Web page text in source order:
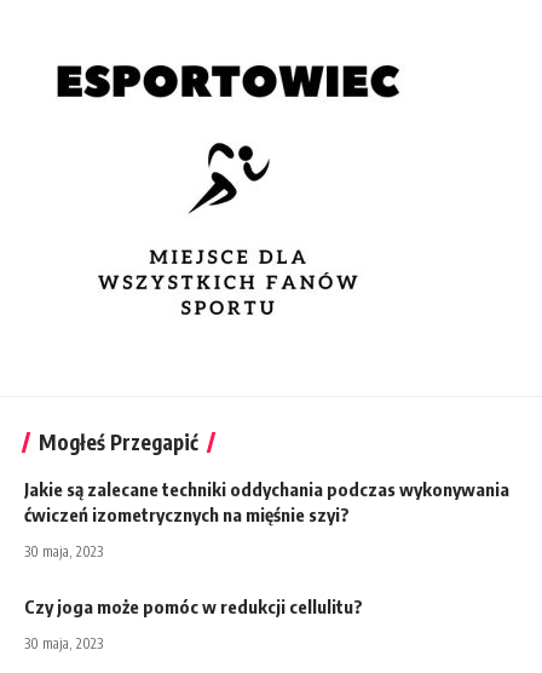
Mogłeś Przegapić
Jakie są zalecane techniki oddychania podczas wykonywania
ćwiczeń izometrycznych na mięśnie szyi?
30 maja, 2023
Czy joga może pomóc w redukcji cellulitu?
30 maja, 2023